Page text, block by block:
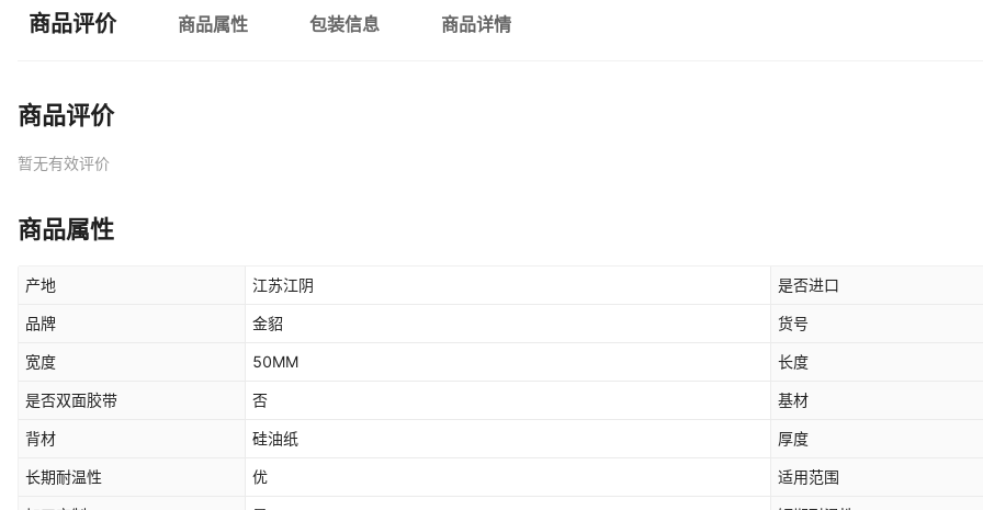
商品评价 商品属性 包装信息 商品详情
商品评价
暂无有效评价
商品属性
产地 江苏江阴 是否进口
品牌 金貂 货号
宽度 50MM 长度
是否双面胶带 否 基材
背材 硅油纸 厚度
长期耐温性 优 适用范围